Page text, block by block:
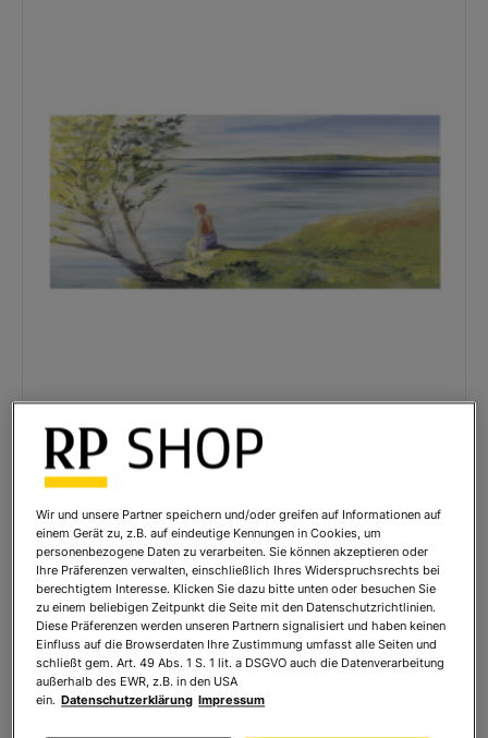
Anja Struck: Ich träume den Sommer
Wir und unsere Partner speichern und/oder greifen auf Informationen auf
einem Gerät zu, z.B. auf eindeutige Kennungen in Cookies, um
personenbezogene Daten zu verarbeiten. Sie können akzeptieren oder
Ihre Präferenzen verwalten, einschließlich Ihres Widerspruchsrechts bei
berechtigtem Interesse. Klicken Sie dazu bitte unten oder besuchen Sie
zu einem beliebigen Zeitpunkt die Seite mit den Datenschutzrichtlinien.
Diese Präferenzen werden unseren Partnern signalisiert und haben keinen
Einfluss auf die Browserdaten Ihre Zustimmung umfasst alle Seiten und
schließt gem. Art. 49 Abs. 1 S. 1 lit. a DSGVO auch die Datenverarbeitung
außerhalb des EWR, z.B. in den USA
ein. Datenschutzerklärung Impressum